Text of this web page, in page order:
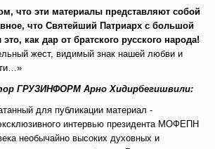
что эти материалы представляют собой
что Святейший Патриарх с большой
как дар от братского русского народа!
жест, видимый знак нашей любви и
ГРУЗИНФОРМ Арно Хидирбегишвили:
для публикации материал -
интервью президента МОФЕПН
необычайно высоких духовных и